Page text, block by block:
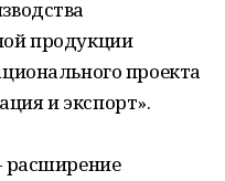
продукции
проекта
и экспорт».
расширение